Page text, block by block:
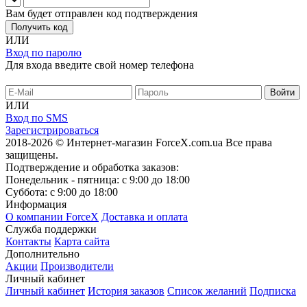
Вам будет отправлен код подтверждения
Получить код
ИЛИ
Вход по паролю
Для входа введите свой номер телефона
ИЛИ
Вход по SMS
Зарегистрироваться
2018-2026 © Интернет-магазин ForceX.com.ua Все права
защищены.
Подтверждение и обработка заказов:
Понедельник - пятница: с 9:00 до 18:00
Суббота: с 9:00 до 18:00
Информация
О компании ForceX Доставка и оплата
Служба поддержки
Контакты Карта сайта
Дополнительно
Акции Производители
Личный кабинет
Личный кабинет История заказов Список желаний Подписка